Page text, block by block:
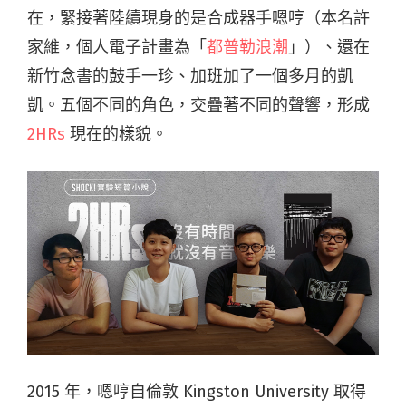
在，緊接著陸續現身的是合成器手嗯哼（本名許
家維，個人電子計畫為「 都普勒浪潮 」）、還在
新竹念書的鼓手一珍、加班加了一個多月的凱
凱。五個不同的角色，交疊著不同的聲響，形成
2HRs 現在的樣貌。
2015 年，嗯哼自倫敦 Kingston University 取得